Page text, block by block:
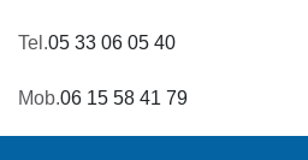
Tel.05 33 06 05 40
Mob.06 15 58 41 79